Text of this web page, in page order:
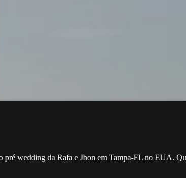
pré wedding da Rafa e Jhon em Tampa-FL no EUA.